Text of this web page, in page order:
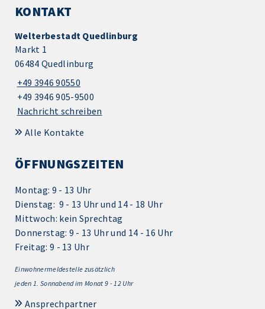
KONTAKT
Welterbestadt Quedlinburg
Markt 1
06484 Quedlinburg
+49 3946 90550
+49 3946 905-9500
Nachricht schreiben
Alle Kontakte
ÖFFNUNGSZEITEN
Montag: 9 - 13 Uhr
Dienstag: 9 - 13 Uhr und 14 - 18 Uhr
Mittwoch: kein Sprechtag
Donnerstag: 9 - 13 Uhr und 14 - 16 Uhr
Freitag: 9 - 13 Uhr
Einwohnermeldestelle zusätzlich
jeden 1. Sonnabend im Monat 9 - 12 Uhr
Ansprechpartner